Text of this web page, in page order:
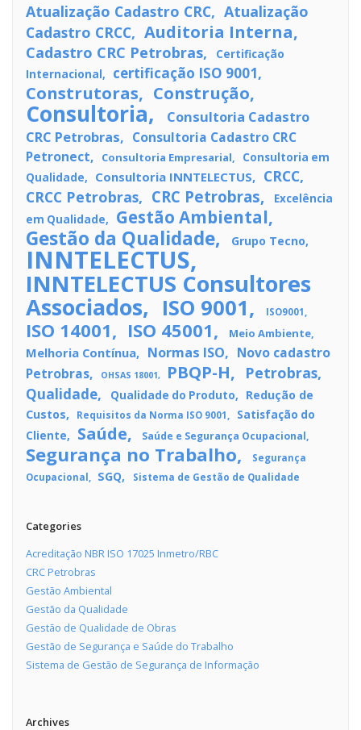
Atualização Cadastro CRC
Atualização
Cadastro CRCC
Auditoria Interna
Cadastro CRC Petrobras
Certificação
Internacional
certificação ISO 9001
Construtoras Construção
Consultoria
Consultoria Cadastro
CRC Petrobras
Consultoria Cadastro CRC
Petronect
Consultoria Empresarial
Consultoria em
Qualidade
Consultoria INNTELECTUS
CRCC
CRCC Petrobras
CRC Petrobras
Excelência
em Qualidade
Gestão Ambiental
Gestão da Qualidade Grupo Tecno
INNTELECTUS
INNTELECTUS Consultores
Associados ISO 9001 ISO9001
ISO 14001 ISO 45001 Meio Ambiente
Melhoria Contínua Normas ISO
Novo cadastro
Petrobras
OHSAS 18001 PBQP-H Petrobras
Qualidade Qualidade do Produto
Redução de
Custos
Requisitos da Norma ISO 9001
Satisfação do
Cliente
Saúde Saúde e Segurança Ocupacional
Segurança no Trabalho
Segurança
Ocupacional
SGQ Sistema de Gestão de Qualidade
Categories
Acreditação NBR ISO 17025 Inmetro/RBC
CRC Petrobras
Gestão Ambiental
Gestão da Qualidade
Gestão de Qualidade de Obras
Gestão de Segurança e Saúde do Trabalho
Sistema de Gestão de Segurança de Informação
Archives